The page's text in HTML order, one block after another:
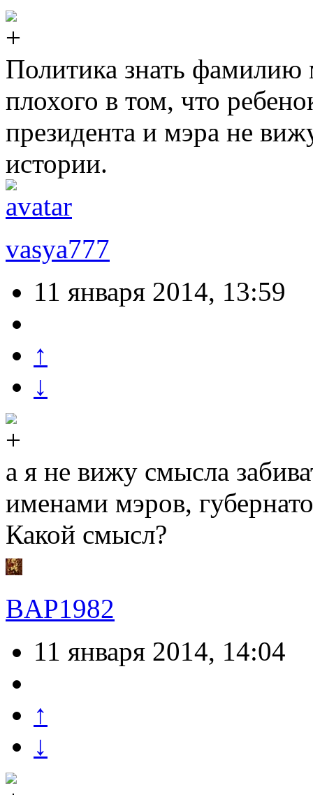
Политика знать фамилию
плохого в том, что
президента и мэра не
истории.
vasya777
11 января 2014, 13:59
↑
↓
а я не вижу смысла
именами мэров,
Какой смысл?
BAP1982
11 января 2014, 14:04
↑
↓